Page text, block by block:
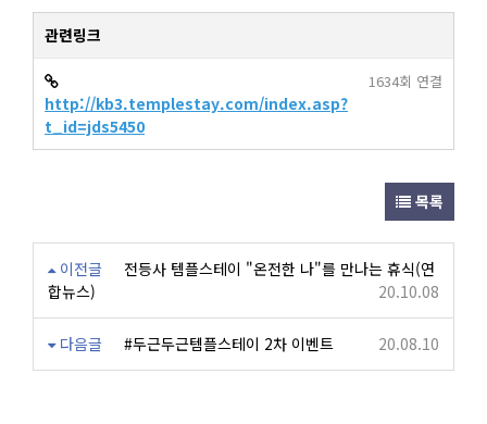
관련링크
http://kb3.templestay.com/index.asp?
t_id=jds5450
1634회 연결
목록
이전글
전등사 템플스테이 "온전한 나"를 만나는 휴식(연
합뉴스)
20.10.08
다음글 #두근두근템플스테이 2차 이벤트 20.08.10